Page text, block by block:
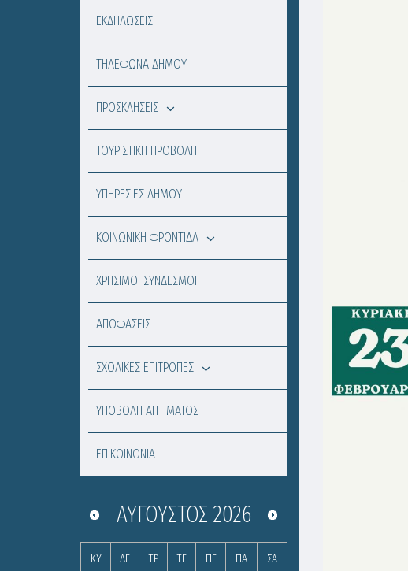
ΕΚΔΗΛΩΣΕΙΣ
ΤΗΛΕΦΩΝΑ ΔΗΜΟΥ
ΠΡΟΣΚΛΗΣΕΙΣ
ΤΟΥΡΙΣΤΙΚΗ ΠΡΟΒΟΛΗ
ΥΠΗΡΕΣΙΕΣ ΔΗΜΟΥ
ΚΟΙΝΩΝΙΚΗ ΦΡΟΝΤΙΔΑ
ΧΡΗΣΙΜΟΙ ΣΥΝΔΕΣΜΟΙ
ΑΠΟΦΑΣΕΙΣ
ΣΧΟΛΙΚΕΣ ΕΠΙΤΡΟΠΕΣ
ΥΠΟΒΟΛΗ ΑΙΤΗΜΑΤΟΣ
ΕΠΙΚΟΙΝΩΝΙΑ
ΑΎΓΟΥΣΤΟΣ 2026
ΚΥ ΔΕ ΤΡ ΤΕ ΠΕ ΠΑ ΣΑ